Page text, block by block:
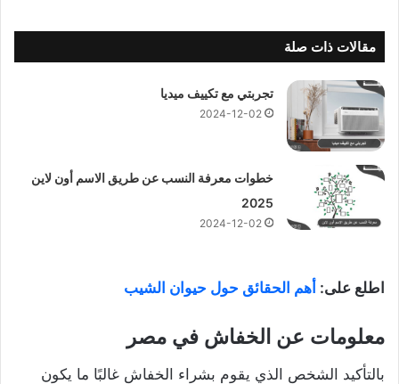
مقالات ذات صلة
تجربتي مع تكييف ميديا
2024-12-02
خطوات معرفة النسب عن طريق الاسم أون لاين
2025
2024-12-02
اطلع على: أهم الحقائق حول حيوان الشيب
معلومات عن الخفاش في مصر
بالتأكيد الشخص الذي يقوم بشراء الخفاش غالبًا ما يكون